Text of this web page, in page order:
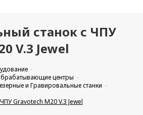
станок с ЧПУ
V.3 Jewel
центры
и Гравировальные станки
Gravotech M20 V.3 Jewel